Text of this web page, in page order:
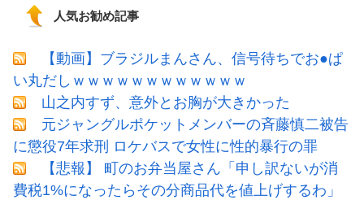
人気お勧め記事
【動画】ブラジルまんさん、信号待ちでお●ぱ
い丸だしｗｗｗｗｗｗｗｗｗｗｗｗ
山之内すず、意外とお胸が大きかった
元ジャングルポケットメンバーの斉藤慎二被告
に懲役7年求刑 ロケバスで女性に性的暴行の罪
【悲報】 町のお弁当屋さん「申し訳ないが消
費税1%になったらその分商品代を値上げするわ」